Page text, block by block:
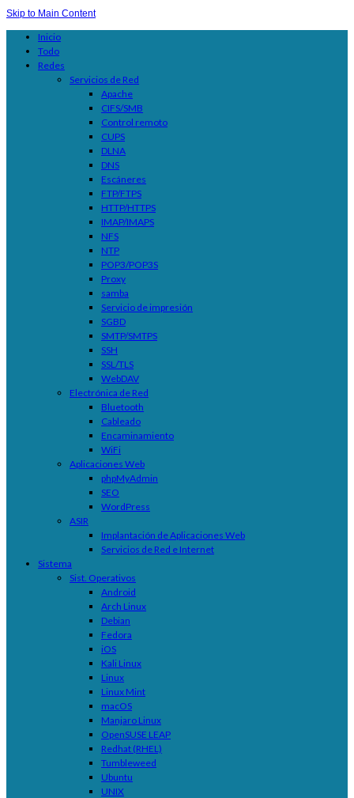
Skip to Main Content
Inicio
Todo
Redes
Servicios de Red
Apache
CIFS/SMB
Control remoto
CUPS
DLNA
DNS
Escáneres
FTP/FTPS
HTTP/HTTPS
IMAP/IMAPS
NFS
NTP
POP3/POP3S
Proxy
samba
Servicio de impresión
SGBD
SMTP/SMTPS
SSH
SSL/TLS
WebDAV
Electrónica de Red
Bluetooth
Cableado
Encaminamiento
WiFi
Aplicaciones Web
phpMyAdmin
SEO
WordPress
ASIR
Implantación de Aplicaciones Web
Servicios de Red e Internet
Sistema
Sist. Operativos
Android
Arch Linux
Debian
Fedora
iOS
Kali Linux
Linux
Linux Mint
macOS
Manjaro Linux
OpenSUSE LEAP
Redhat (RHEL)
Tumbleweed
Ubuntu
UNIX